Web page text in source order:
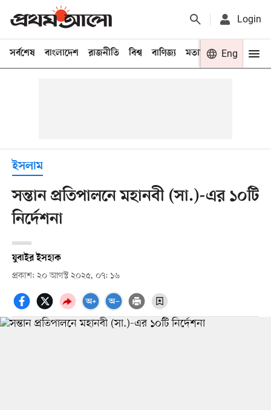
Login
সর্বশেষ বাংলাদেশ রাজনীতি বিশ্ব বাণিজ্য মতামত খেলা
Eng
ইসলাম
সন্তান প্রতিপালনে মহানবী (সা.)-এর ১০টি
নির্দেশনা
যুবাইর ইসহাক
প্রকাশ: ২০ আগস্ট ২০২৫, ০৭: ১৬